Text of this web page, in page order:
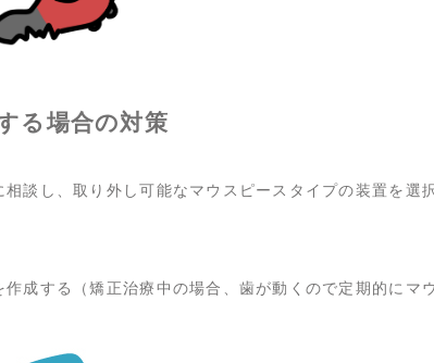
る場合の対策
談し、取り外し可能なマウスピースタイプの装置を
成する（矯正治療中の場合、歯が動くので定期的にマ